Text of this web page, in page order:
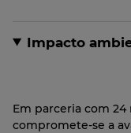
Impacto
Em parceria com 24
compromete-se a